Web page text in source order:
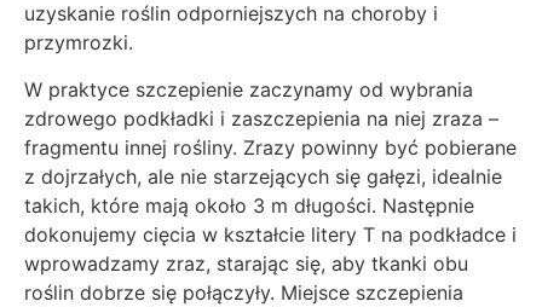
uzyskanie roślin odporniejszych na choroby i
przymrozki.
W praktyce szczepienie zaczynamy od wybrania
zdrowego podkładki i zaszczepienia na niej zraza –
fragmentu innej rośliny. Zrazy powinny być pobierane
z dojrzałych, ale nie starzejących się gałęzi, idealnie
takich, które mają około 3 m długości. Następnie
dokonujemy cięcia w kształcie litery T na podkładce i
wprowadzamy zraz, starając się, aby tkanki obu
roślin dobrze się połączyły. Miejsce szczepienia